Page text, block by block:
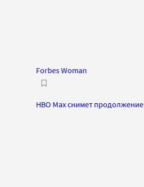
Forbes Woman
HBO Max снимет